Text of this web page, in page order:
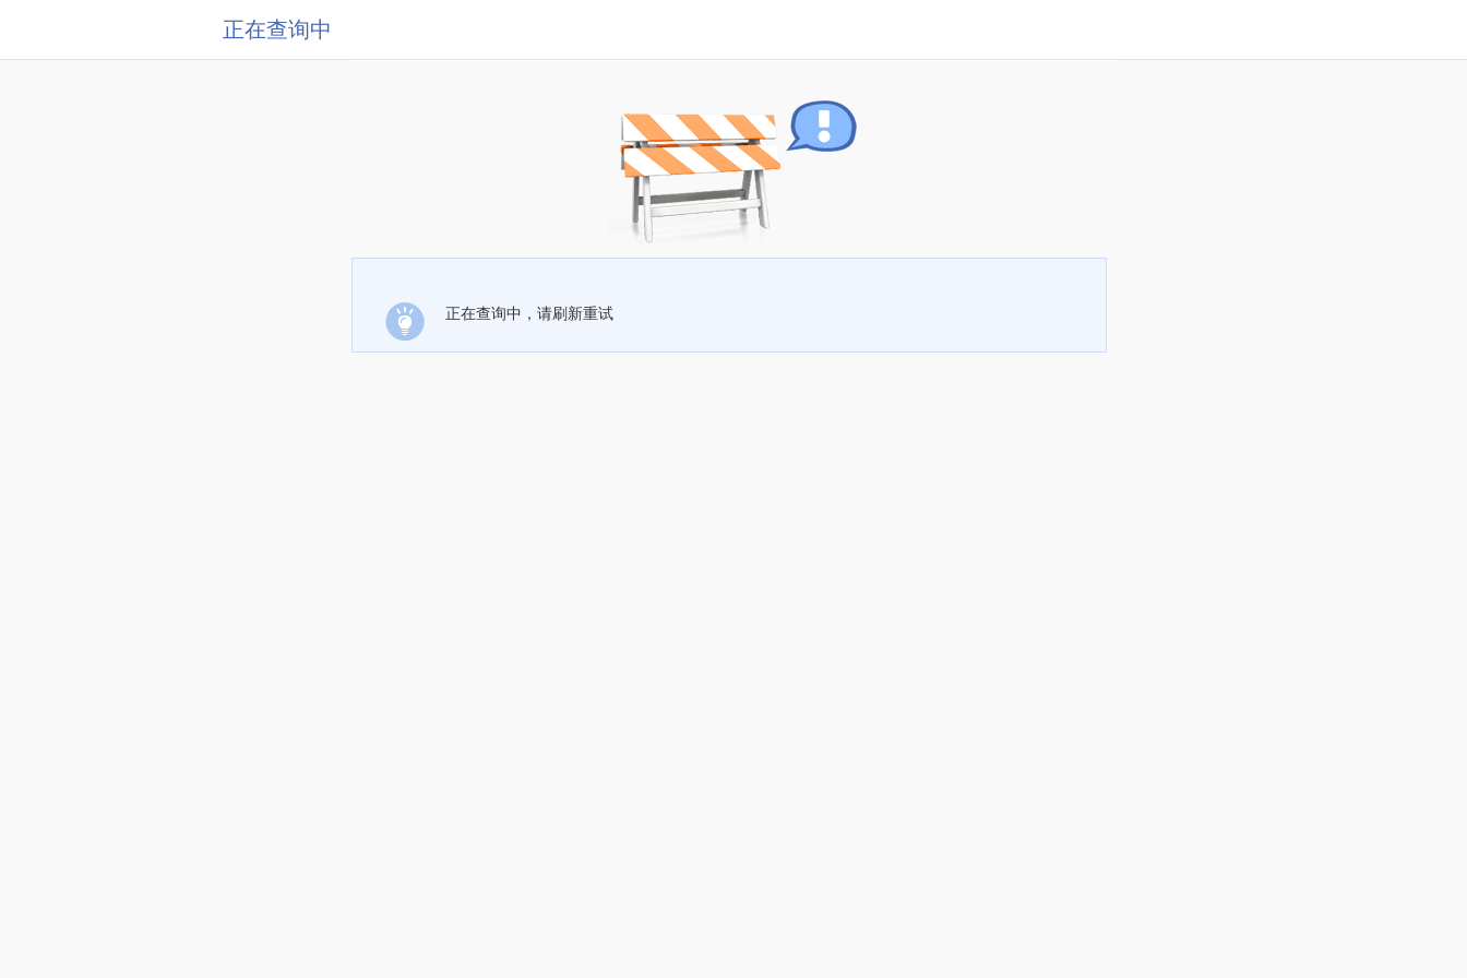
正在查询中
正在查询中，请刷新重试